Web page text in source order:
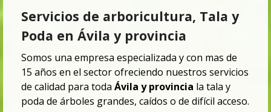
Servicios de arboricultura, Tala y
Poda en Ávila y provincia
Somos una empresa especializada y con mas de
15 años en el sector ofreciendo nuestros servicios
de calidad para toda Ávila y provincia la tala y
poda de árboles grandes, caídos o de difícil acceso.